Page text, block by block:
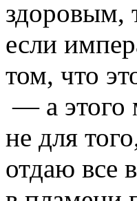
здоровым,
если
том, что
— а этого
не для
отдаю все